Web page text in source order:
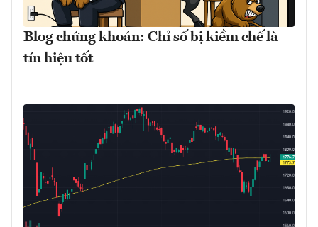
Blog chứng khoán: Chỉ số bị kiềm chế là
tín hiệu tốt